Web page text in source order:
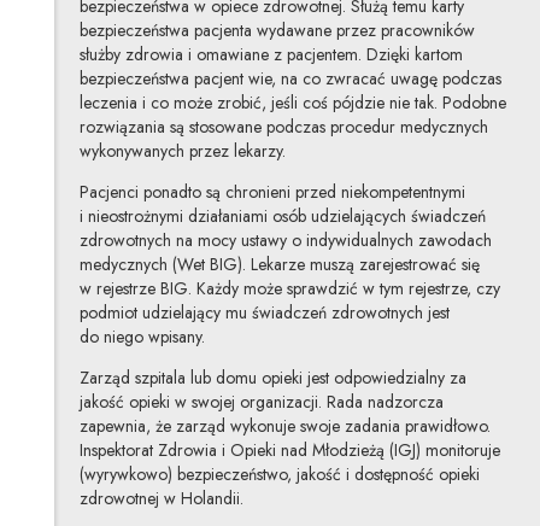
bezpieczeństwa w opiece zdrowotnej. Służą temu karty
bezpieczeństwa pacjenta wydawane przez pracowników
służby zdrowia i omawiane z pacjentem. Dzięki kartom
bezpieczeństwa pacjent wie, na co zwracać uwagę podczas
leczenia i co może zrobić, jeśli coś pójdzie nie tak. Podobne
rozwiązania są stosowane podczas procedur medycznych
wykonywanych przez lekarzy.
Pacjenci ponadto są chronieni przed niekompetentnymi
i nieostrożnymi działaniami osób udzielających świadczeń
zdrowotnych na mocy ustawy o indywidualnych zawodach
medycznych (Wet BIG). Lekarze muszą zarejestrować się
w rejestrze BIG. Każdy może sprawdzić w tym rejestrze, czy
podmiot udzielający mu świadczeń zdrowotnych jest
do niego wpisany.
Zarząd szpitala lub domu opieki jest odpowiedzialny za
jakość opieki w swojej organizacji. Rada nadzorcza
zapewnia, że zarząd wykonuje swoje zadania prawidłowo.
Inspektorat Zdrowia i Opieki nad Młodzieżą (IGJ) monitoruje
(wyrywkowo) bezpieczeństwo, jakość i dostępność opieki
zdrowotnej w Holandii.